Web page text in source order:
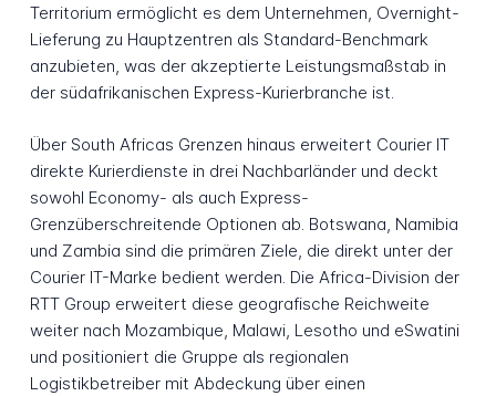
Territorium ermöglicht es dem Unternehmen, Overnight-
Lieferung zu Hauptzentren als Standard-Benchmark
anzubieten, was der akzeptierte Leistungsmaßstab in
der südafrikanischen Express-Kurierbranche ist.
Über South Africas Grenzen hinaus erweitert Courier IT
direkte Kurierdienste in drei Nachbarländer und deckt
sowohl Economy- als auch Express-
Grenzüberschreitende Optionen ab. Botswana, Namibia
und Zambia sind die primären Ziele, die direkt unter der
Courier IT-Marke bedient werden. Die Africa-Division der
RTT Group erweitert diese geografische Reichweite
weiter nach Mozambique, Malawi, Lesotho und eSwatini
und positioniert die Gruppe als regionalen
Logistikbetreiber mit Abdeckung über einen